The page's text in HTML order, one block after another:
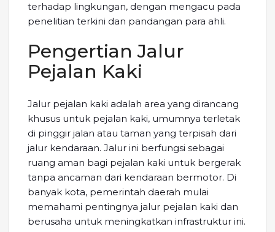
terhadap lingkungan, dengan mengacu pada
penelitian terkini dan pandangan para ahli.
Pengertian Jalur
Pejalan Kaki
Jalur pejalan kaki adalah area yang dirancang
khusus untuk pejalan kaki, umumnya terletak
di pinggir jalan atau taman yang terpisah dari
jalur kendaraan. Jalur ini berfungsi sebagai
ruang aman bagi pejalan kaki untuk bergerak
tanpa ancaman dari kendaraan bermotor. Di
banyak kota, pemerintah daerah mulai
memahami pentingnya jalur pejalan kaki dan
berusaha untuk meningkatkan infrastruktur ini.